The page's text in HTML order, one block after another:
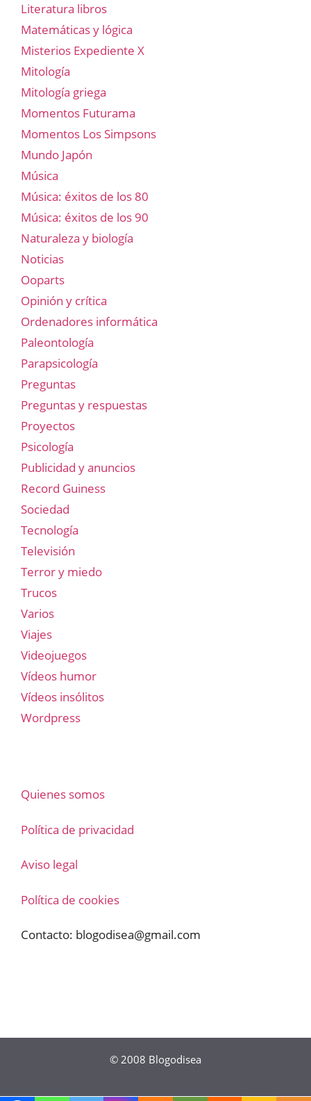
Literatura libros
Matemáticas y lógica
Misterios Expediente X
Mitología
Mitología griega
Momentos Futurama
Momentos Los Simpsons
Mundo Japón
Música
Música: éxitos de los 80
Música: éxitos de los 90
Naturaleza y biología
Noticias
Ooparts
Opinión y crítica
Ordenadores informática
Paleontología
Parapsicología
Preguntas
Preguntas y respuestas
Proyectos
Psicología
Publicidad y anuncios
Record Guiness
Sociedad
Tecnología
Televisión
Terror y miedo
Trucos
Varios
Viajes
Videojuegos
Vídeos humor
Vídeos insólitos
Wordpress
Quienes somos
Política de privacidad
Aviso legal
Política de cookies
Contacto: blogodisea@gmail.com
© 2008 Blogodisea